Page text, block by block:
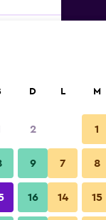
D
2
9
16
L M
1
7 8
14 15